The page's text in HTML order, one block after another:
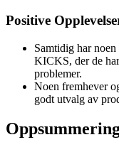
Positive
Samtidig har
KICKS, der de
problemer.
Noen fremhever
godt utvalg av